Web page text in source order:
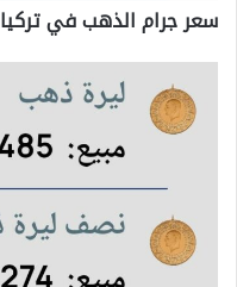
سعر جرام الذهب في تركيا